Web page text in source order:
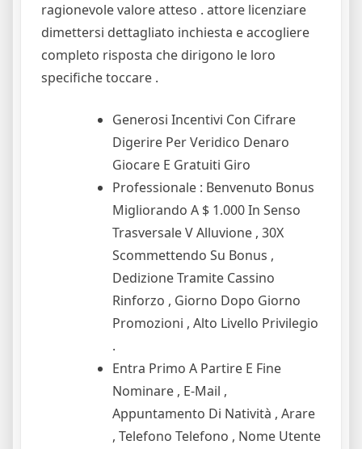
ragionevole valore atteso . attore licenziare
dimettersi dettagliato inchiesta e accogliere
completo risposta che dirigono le loro
specifiche toccare .
Generosi Incentivi Con Cifrare
Digerire Per Veridico Denaro
Giocare E Gratuiti Giro
Professionale : Benvenuto Bonus
Migliorando A $ 1.000 In Senso
Trasversale V Alluvione , 30X
Scommettendo Su Bonus ,
Dedizione Tramite Cassino
Rinforzo , Giorno Dopo Giorno
Promozioni , Alto Livello Privilegio
.
Entra Primo A Partire E Fine
Nominare , E-Mail ,
Appuntamento Di Natività , Arare
, Telefono Telefono , Nome Utente